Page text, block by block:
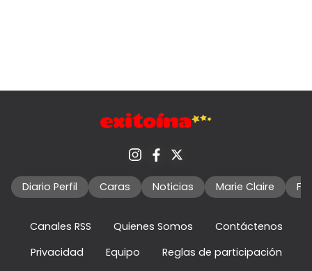
Diario Perfil Caras Noticias Marie Claire
Canales RSS Quienes Somos
Contáctenos
Privacidad
Equipo Reglas de participación